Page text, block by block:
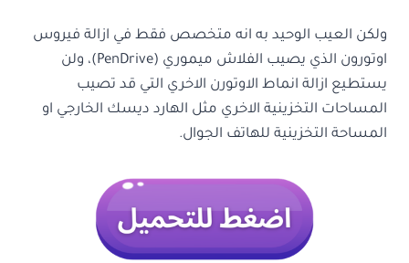
ولكن العيب الوحيد به انه متخصص فقط في ازالة فيروس
اوتورون الذي يصيب الفلاش ميموري (PenDrive)، ولن
يستطيع ازالة انماط الاوتورن الاخري التي قد تصيب
المساحات التخزينية الاخري مثل الهارد ديسك الخارجي او
المساحة التخزينية للهاتف الجوال.